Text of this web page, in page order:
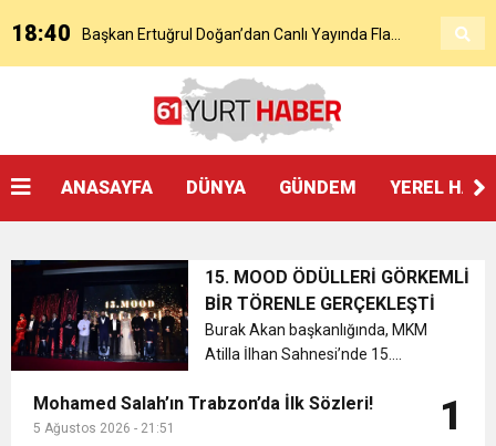
18:40 Başkan Ertuğrul Doğan’dan Canlı Yayında Flaş
Salah’ın Trabzon Programı Netleşti! Geliyor
Bildirdi
20:05 Trabzonspor Muhammed Salah Transferini
Tamamladı
9:50 MGD’DEN ANITKABİR’E ANLAMLI ZİYARET
18:59 Trabzonspor Mitongo Transferini KAP’a Bildirdi
ANASAYFA DÜNYA GÜNDEM YEREL
15. MOOD ÖDÜLLERİ GÖRKEMLİ
BİR TÖRENLE GERÇEKLEŞTİ
Burak Akan başkanlığında, MKM
Atilla İlhan Sahnesi’nde 15....
Mohamed Salah’ın Trabzon’da İlk Sözleri!
5 Ağustos 2026 - 21:51 1